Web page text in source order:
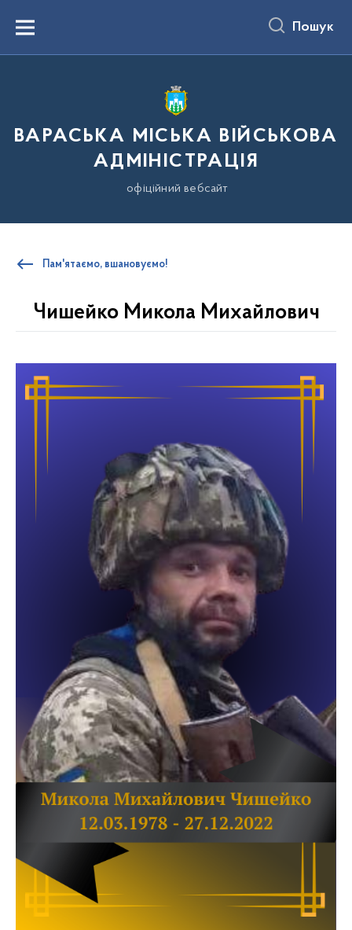
вмістуMenu Пошук
ВАРАСЬКА МІСЬКА ВІЙСЬКОВА
АДМІНІСТРАЦІЯ
офіційний вебсайт
Пам'ятаємо, вшановуємо!
Чишейко Микола Михайлович